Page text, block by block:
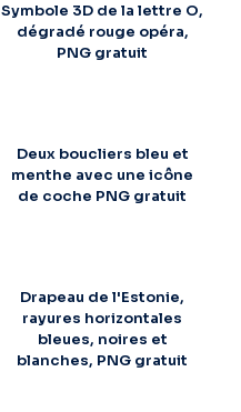
Symbole 3D de la lettre O,
dégradé rouge opéra,
PNG gratuit
Deux boucliers bleu et
menthe avec une icône
de coche PNG gratuit
Drapeau de l'Estonie,
rayures horizontales
bleues, noires et
blanches, PNG gratuit